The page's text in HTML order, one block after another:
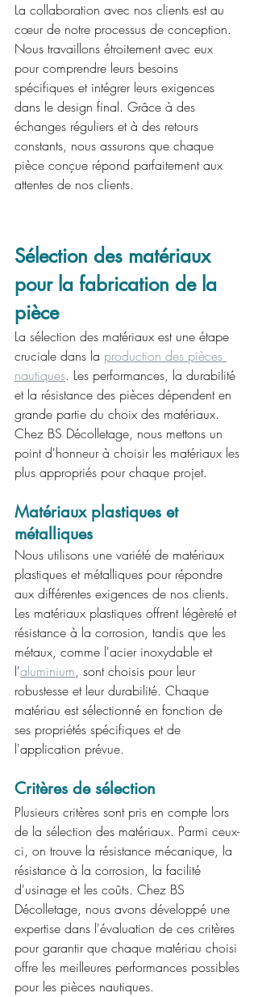
La collaboration avec nos clients est au
cœur de notre processus de conception.
Nous travaillons étroitement avec eux
pour comprendre leurs besoins
spécifiques et intégrer leurs exigences
dans le design final. Grâce à des
échanges réguliers et à des retours
constants, nous assurons que chaque
pièce conçue répond parfaitement aux
attentes de nos clients.
Sélection des matériaux
pour la fabrication de la
pièce
La sélection des matériaux est une étape
cruciale dans la production des pièces
nautiques. Les performances, la durabilité
et la résistance des pièces dépendent en
grande partie du choix des matériaux.
Chez BS Décolletage, nous mettons un
point d'honneur à choisir les matériaux les
plus appropriés pour chaque projet.
Matériaux plastiques et
métalliques
Nous utilisons une variété de matériaux
plastiques et métalliques pour répondre
aux différentes exigences de nos clients.
Les matériaux plastiques offrent légèreté et
résistance à la corrosion, tandis que les
métaux, comme l'acier inoxydable et
l'aluminium, sont choisis pour leur
robustesse et leur durabilité. Chaque
matériau est sélectionné en fonction de
ses propriétés spécifiques et de
l'application prévue.
Critères de sélection
Plusieurs critères sont pris en compte lors
de la sélection des matériaux. Parmi ceux-
ci, on trouve la résistance mécanique, la
résistance à la corrosion, la facilité
d'usinage et les coûts. Chez BS
Décolletage, nous avons développé une
expertise dans l'évaluation de ces critères
pour garantir que chaque matériau choisi
offre les meilleures performances possibles
pour les pièces nautiques.